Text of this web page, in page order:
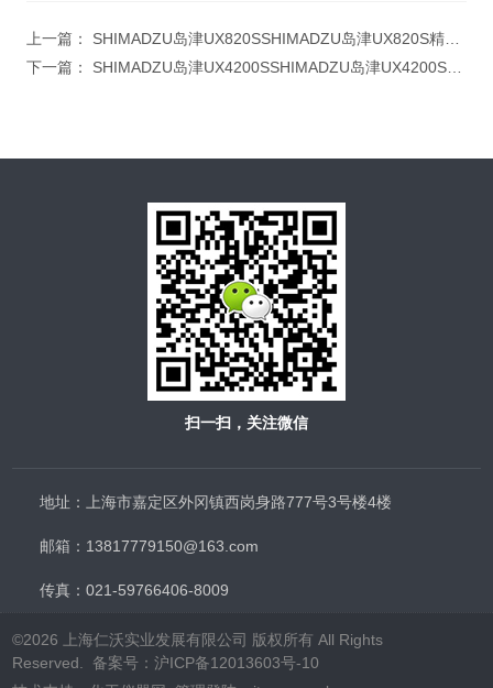
上一篇： SHIMADZU岛津UX820SSHIMADZU岛津UX820S精密天平820g 0.01g
下一篇： SHIMADZU岛津UX4200SSHIMADZU岛津UX4200S精密天平4200g 0.1g电子称
扫一扫，关注微信
地址：上海市嘉定区外冈镇西岗身路777号3号楼4楼
邮箱：13817779150@163.com
传真：021-59766406-8009
©2026 上海仁沃实业发展有限公司 版权所有 All Rights
Reserved. 备案号：沪ICP备12013603号-10